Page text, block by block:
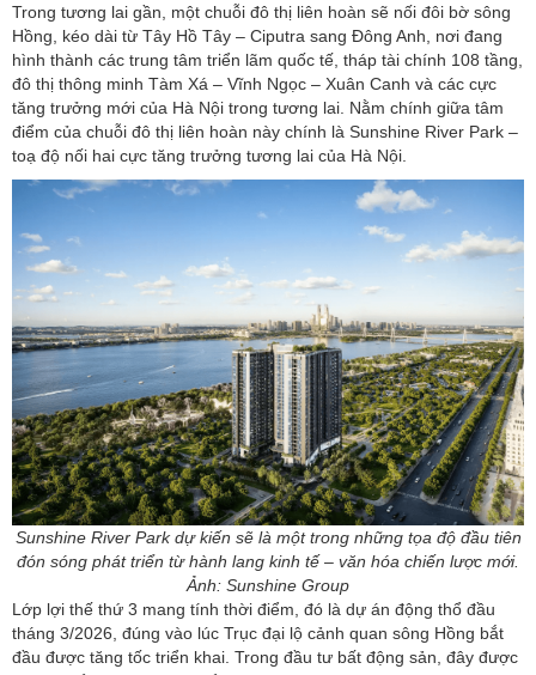
Trong tương lai gần, một chuỗi đô thị liên hoàn sẽ nối đôi bờ sông
Hồng, kéo dài từ Tây Hồ Tây – Ciputra sang Đông Anh, nơi đang
hình thành các trung tâm triển lãm quốc tế, tháp tài chính 108 tầng,
đô thị thông minh Tàm Xá – Vĩnh Ngọc – Xuân Canh và các cực
tăng trưởng mới của Hà Nội trong tương lai. Nằm chính giữa tâm
điểm của chuỗi đô thị liên hoàn này chính là Sunshine River Park –
toạ độ nối hai cực tăng trưởng tương lai của Hà Nội.
Sunshine River Park dự kiến sẽ là một trong những tọa độ đầu tiên
đón sóng phát triển từ hành lang kinh tế – văn hóa chiến lược mới.
Ảnh: Sunshine Group
Lớp lợi thế thứ 3 mang tính thời điểm, đó là dự án động thổ đầu
tháng 3/2026, đúng vào lúc Trục đại lộ cảnh quan sông Hồng bắt
đầu được tăng tốc triển khai. Trong đầu tư bất động sản, đây được